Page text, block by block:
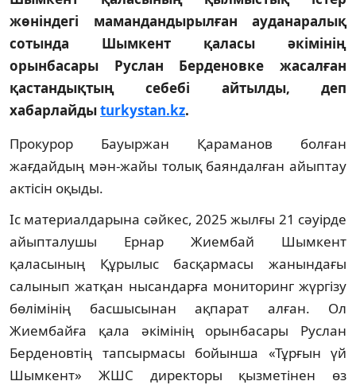
жөніндегі мамандандырылған ауданаралық
сотында Шымкент қаласы әкімінің
орынбасары Руслан Берденовке жасалған
қастандықтың себебі айтылды, деп
хабарлайдыturkystan.kz.
Прокурор Бауыржан Қараманов болған
жағдайдың мән-жайы толық баяндалған айыптау
актісін оқыды.
Іс материалдарына сәйкес, 2025 жылғы 21 сәуірде
айыпталушы Ернар Жиембай Шымкент
қаласының Құрылыс басқармасы жанындағы
салынып жатқан нысандарға мониторинг жүргізу
бөлімінің басшысынан ақпарат алған. Ол
Жиембайға қала әкімінің орынбасары Руслан
Берденовтің тапсырмасы бойынша «Тұрғын үй
Шымкент» ЖШС директоры қызметінен өз